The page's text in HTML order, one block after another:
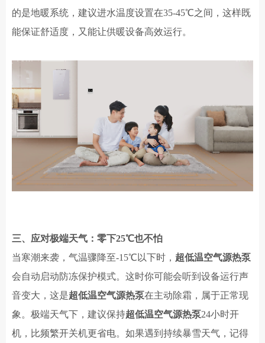
的是地暖系统，建议进水温度设置在35-45℃之间，这样既
能保证舒适度，又能让供暖设备高效运行。
三、应对极端天气：零下25℃也不怕
当寒潮来袭，气温骤降至-15℃以下时， 超低温空气源热泵
会自动启动防冻保护模式。这时你可能会听到设备运行声
音变大，这是超低温空气源热泵在主动除霜，属于正常现
象。极端天气下，建议保持超低温空气源热泵24小时开
机，比频繁开关机更省电。如果遇到持续暴雪天气，记得